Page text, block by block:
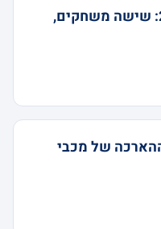
הדרך לאליפות אירופה 2014: שישה משחקים,
של מכבי